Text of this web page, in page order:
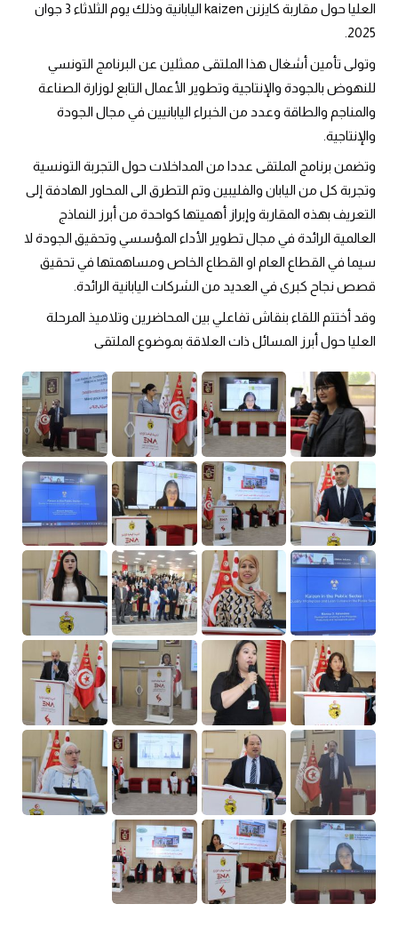
العليا حول مقاربة كايزنن kaizen اليابانية وذلك يوم الثلاثاء 3 جوان
2025.
وتولى تأمين أشغال هذا الملتقى ممثلين عن البرنامج التونسي
للنهوض بالجودة والإنتاجية وتطوير الأعمال التابع لوزارة الصناعة
والمناجم والطاقة وعدد من الخبراء اليابانيين في مجال الجودة
والإنتاجية.
وتضمن برنامج الملتقى عددا من المداخلات حول التجربة التونسية
وتجربة كل من اليابان والفليبين وتم التطرق الى المحاور الهادفة إلى
التعريف بهذه المقاربة وإبراز أهميتها كواحدة من أبرز النماذج
العالمية الرائدة في مجال تطوير الأداء المؤسسي وتحقيق الجودة لا
سيما في القطاع العام او القطاع الخاص ومساهمتها في تحقيق
قصص نجاح كبرى في العديد من الشركات اليابانية الرائدة.
وقد أختتم اللقاء بنقاش تفاعلي بين المحاضرين وتلاميذ المرحلة
العليا حول أبرز المسائل ذات العلاقة بموضوع الملتقى